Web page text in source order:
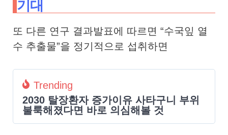
기대
또 다른 연구 결과발표에 따르면 “수국잎 열
수 추출물”을 정기적으로 섭취하면
Trending
2030 탈장환자 증가이유 사타구니 부위
불룩해졌다면 바로 의심해볼 것